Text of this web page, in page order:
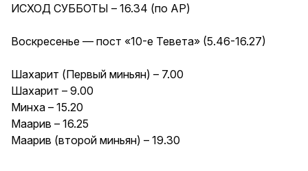
ИСХОД СУББОТЫ – 16.34 (по АР)
Воскресенье — пост «10-е Тевета» (5.46-16.27)
Шахарит (Первый миньян) – 7.00
Шахарит – 9.00
Минха – 15.20
Маарив – 16.25
Маарив (второй миньян) – 19.30